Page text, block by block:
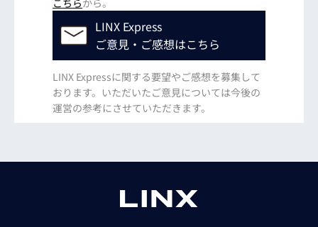
こちらから。
LINX Express
ご意見・ご感想はこちら
LINX Expressに関する要望やご感想を募集して
おります。いただいたご意見については今後の
運営の参考にさせていただきます。